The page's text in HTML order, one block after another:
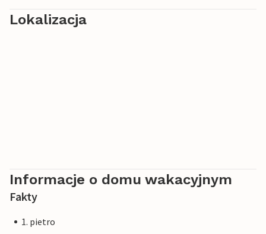
Lokalizacja
Informacje o domu wakacyjnym
Fakty
1. pietro